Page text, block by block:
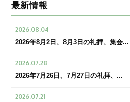
最新情報
2026.08.04
2026年8月2日、8月3日の礼拝、集会...
2026.07.28
2026年7月26日、7月27日の礼拝、...
2026.07.21